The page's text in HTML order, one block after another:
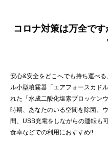
コロナ対策は万全で
安心&安全をどこへでも持ち運べ
ル小型噴霧器「エアフォースカド
れた「水成二酸化塩素ブロッケン
時期、あなたのいる空間を除菌、
間、USB充電をしながらの運転も
食卓などでの利用におすすめ!!